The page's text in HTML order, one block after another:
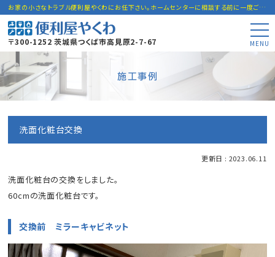
お家の小さなトラブル便利屋やくわにお任下さい。ホームセンターに相談する前に一度ご連絡下さい。
〒300-1252 茨城県つくば市高見原2-7-67 MENU
施工事例
洗面化粧台交換
更新日 : 2023.06.11
洗面化粧台の交換をしました。
60cmの洗面化粧台です。
交換前 ミラーキャビネット